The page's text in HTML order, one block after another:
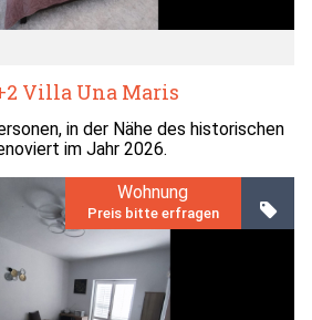
Villa Una Maris
in der Nähe des historischen
im Jahr 2026.
Wohnung
Preis bitte erfragen